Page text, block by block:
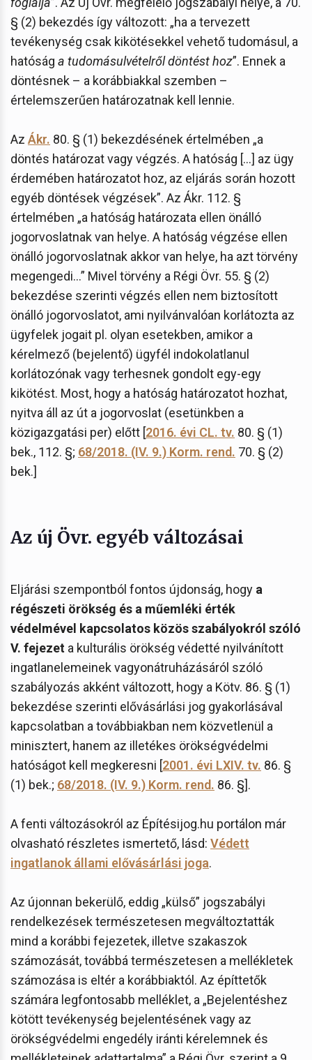
§ (2) bekezdés így változott: „ha a tervezett
tevékenység csak kikötésekkel vehető tudomásul, a
hatóság a tudomásulvételről döntést hoz”. Ennek a
döntésnek – a korábbiakkal szemben –
értelemszerűen határozatnak kell lennie.
Az Ákr. 80. § (1) bekezdésének értelmében „a
döntés határozat vagy végzés. A hatóság […] az ügy
érdemében határozatot hoz, az eljárás során hozott
egyéb döntések végzések”. Az Ákr. 112. §
értelmében „a hatóság határozata ellen önálló
jogorvoslatnak van helye. A hatóság végzése ellen
önálló jogorvoslatnak akkor van helye, ha azt törvény
megengedi…” Mivel törvény a Régi Övr. 55. § (2)
bekezdése szerinti végzés ellen nem biztosított
önálló jogorvoslatot, ami nyilvánvalóan korlátozta az
ügyfelek jogait pl. olyan esetekben, amikor a
kérelmező (bejelentő) ügyfél indokolatlanul
korlátozónak vagy terhesnek gondolt egy-egy
kikötést. Most, hogy a hatóság határozatot hozhat,
nyitva áll az út a jogorvoslat (esetünkben a
közigazgatási per) előtt [2016. évi CL. tv. 80. § (1)
bek., 112. §; 68/2018. (IV. 9.) Korm. rend. 70. § (2)
bek.]
Az új Övr. egyéb változásai
Eljárási szempontból fontos újdonság, hogy a
régészeti örökség és a műemléki érték
védelmével kapcsolatos közös szabályokról szóló
V. fejezet a kulturális örökség védetté nyilvánított
ingatlanelemeinek vagyonátruházásáról szóló
szabályozás akként változott, hogy a Kötv. 86. § (1)
bekezdése szerinti elővásárlási jog gyakorlásával
kapcsolatban a továbbiakban nem közvetlenül a
minisztert, hanem az illetékes örökségvédelmi
hatóságot kell megkeresni [2001. évi LXIV. tv. 86. §
(1) bek.; 68/2018. (IV. 9.) Korm. rend. 86. §].
A fenti változásokról az Építésijog.hu portálon már
olvasható részletes ismertető, lásd: Védett
ingatlanok állami elővásárlási joga.
Az újonnan bekerülő, eddig „külső” jogszabályi
rendelkezések természetesen megváltoztatták
mind a korábbi fejezetek, illetve szakaszok
számozását, továbbá természetesen a mellékletek
számozása is eltér a korábbiaktól. Az építtetők
számára legfontosabb melléklet, a „Bejelentéshez
kötött tevékenység bejelentésének vagy az
örökségvédelmi engedély iránti kérelemnek és